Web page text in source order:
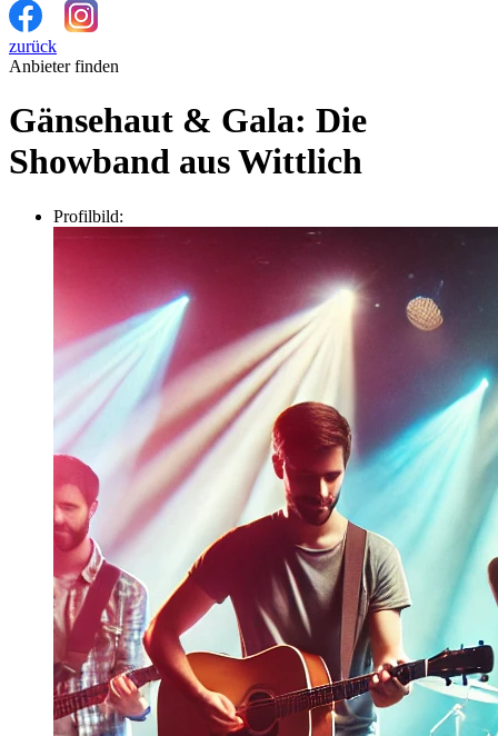
zurück
Anbieter finden
Gänsehaut & Gala: Die
Showband aus Wittlich
Profilbild: